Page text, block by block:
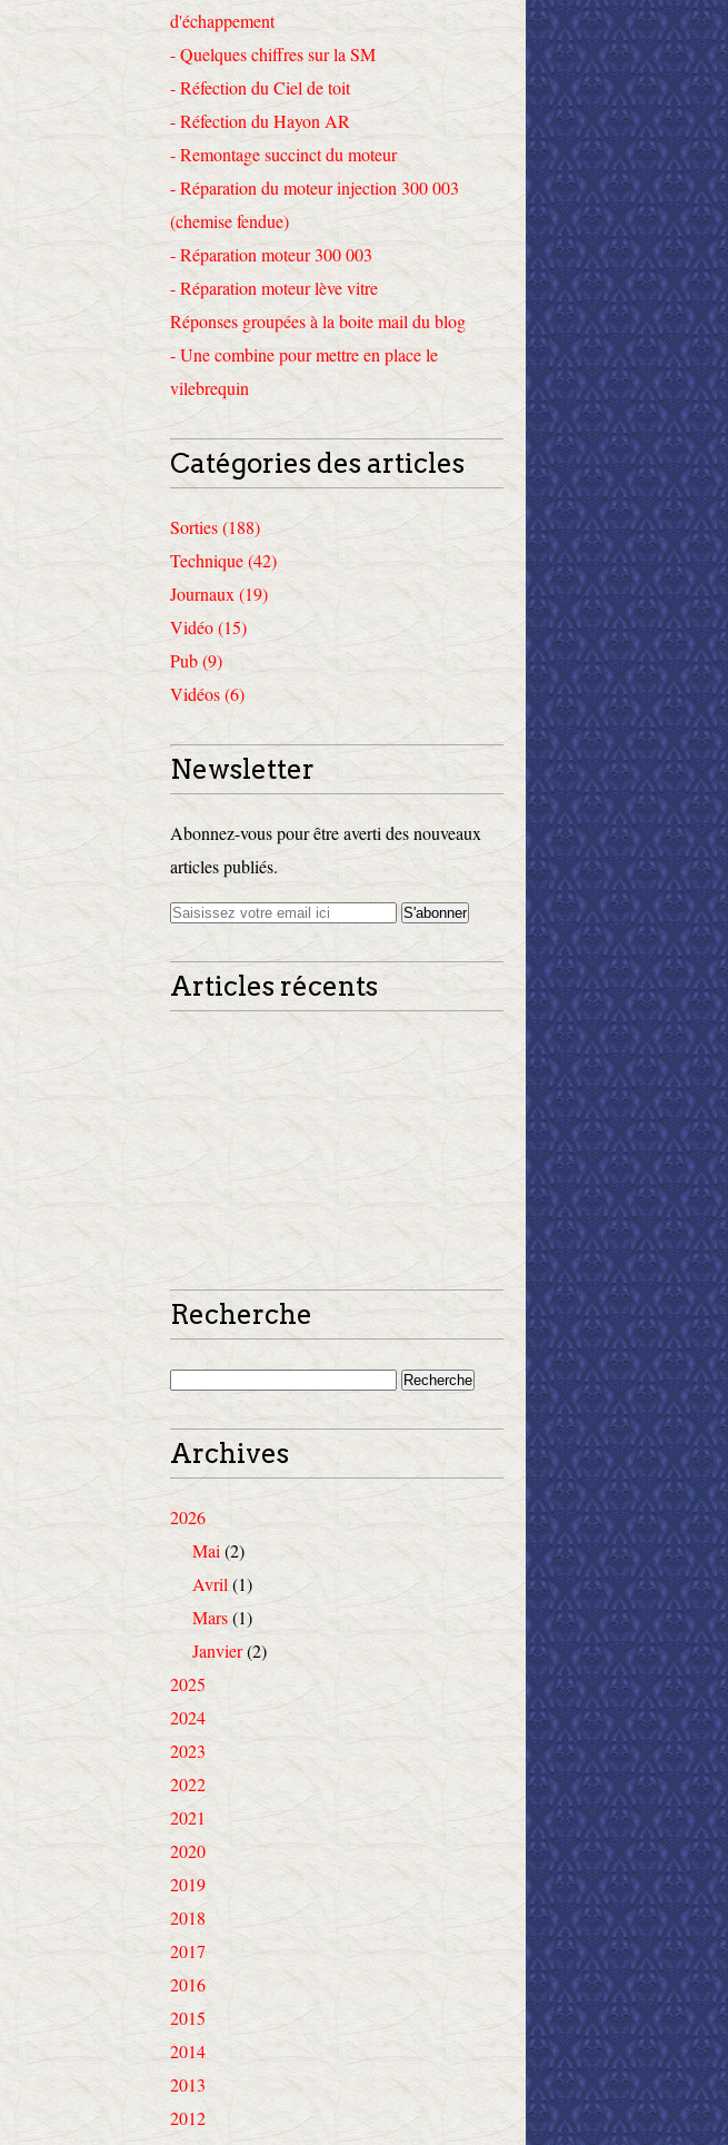
d'échappement
- Quelques chiffres sur la SM
- Réfection du Ciel de toit
- Réfection du Hayon AR
- Remontage succinct du moteur
- Réparation du moteur injection 300 003
(chemise fendue)
- Réparation moteur 300 003
- Réparation moteur lève vitre
Réponses groupées à la boite mail du blog
- Une combine pour mettre en place le
vilebrequin
Catégories des articles
Sorties (188)
Technique (42)
Journaux (19)
Vidéo (15)
Pub (9)
Vidéos (6)
Newsletter
Abonnez-vous pour être averti des nouveaux
articles publiés.
Articles récents
Recherche
Archives
2026
Mai (2)
Avril (1)
Mars(1)
Janvier(2)
2025
2024
2023
2022
2021
2020
2019
2018
2017
2016
2015
2014
2013
2012